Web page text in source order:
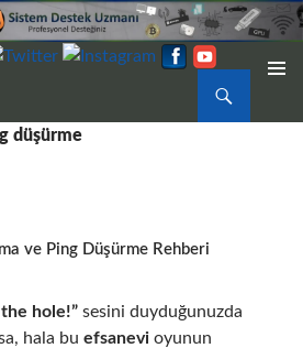
düşürme
ve Ping Düşürme Rehberi
hole!”sesini duyduğunuzda
hala bu efsanevioyunun